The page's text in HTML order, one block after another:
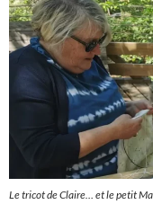
Le tricot de Claire… et le petit